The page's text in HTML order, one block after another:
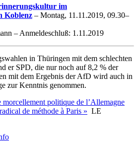
im
Koblenz – Montag, 11.11.2019, 09.30–
– Anmeldeschluß: 1.11.2019
in Thüringen mit dem schlechten
er SPD, die nur noch auf 8,2 % der
mit dem Ergebnis der AfD wird auch in
zur Kenntnis genommen.
morcellement politique de l’Allemagne
de méthode à Paris » LE